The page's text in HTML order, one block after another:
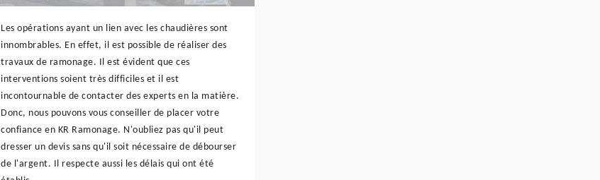
Les opérations ayant un lien avec les chaudières sont
innombrables. En effet, il est possible de réaliser des
travaux de ramonage. Il est évident que ces
interventions soient très difficiles et il est
incontournable de contacter des experts en la matière.
Donc, nous pouvons vous conseiller de placer votre
confiance en KR Ramonage. N'oubliez pas qu'il peut
dresser un devis sans qu'il soit nécessaire de débourser
de l'argent. Il respecte aussi les délais qui ont été